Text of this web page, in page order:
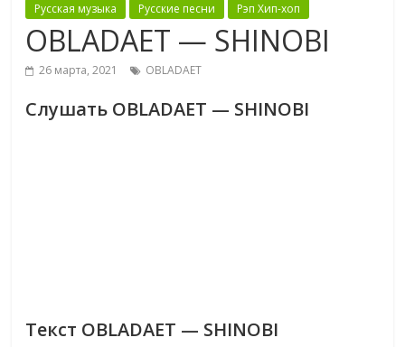
Русская музыка Русские песни Рэп Хип-хоп
OBLADAET — SHINOBI
26 марта, 2021 OBLADAET
Слушать OBLADAET — SHINOBI
Текст OBLADAET — SHINOBI